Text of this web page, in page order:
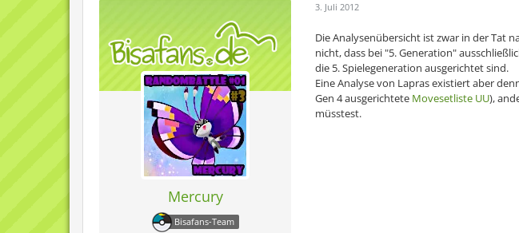
Mercury
Bisafans-Team
3. Juli 2012
Die Analysenübersicht ist zwar in der Tat
nicht, dass bei "5. Generation"
die 5. Spielegeneration ausgerichtet sind.
Eine Analyse von Lapras existiert aber
Gen 4 ausgerichtete Movesetliste UU),
müsstest.